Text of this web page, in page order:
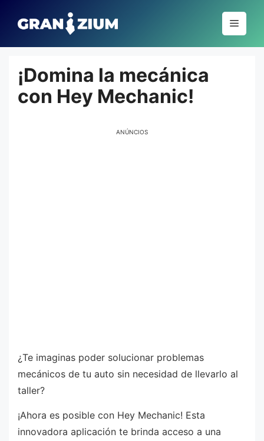
para
conteúdo
Menu
¡Domina la mecánica
con Hey Mechanic!
ANÚNCIOS
¿Te imaginas poder solucionar problemas
mecánicos de tu auto sin necesidad de llevarlo al
taller?
¡Ahora es posible con Hey Mechanic! Esta
innovadora aplicación te brinda acceso a una